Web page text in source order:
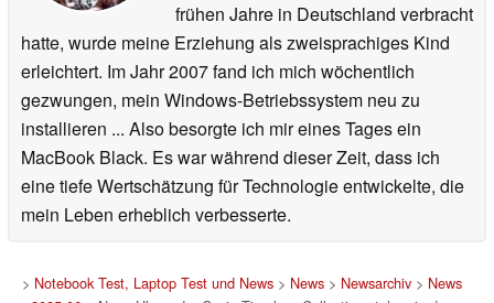
frühen Jahre in Deutschland verbracht
hatte, wurde meine Erziehung als zweisprachiges Kind
erleichtert. Im Jahr 2007 fand ich mich wöchentlich
gezwungen, mein Windows-Betriebssystem neu zu
installieren ... Also besorgte ich mir eines Tages ein
MacBook Black. Es war während dieser Zeit, dass ich
eine tiefe Wertschätzung für Technologie entwickelte, die
mein Leben erheblich verbesserte.
> Notebook Test, Laptop Test und News> News> Newsarchiv> News